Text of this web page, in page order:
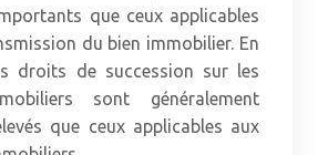
que ceux applicables
du bien immobilier. En
droits de succession sur les
sont généralement
que ceux applicables aux